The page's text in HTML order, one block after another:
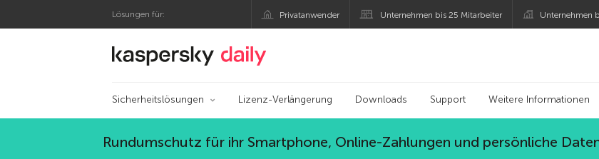
Lösungen für: Privatanwender Unternehmen bis 25 Mitarbeiter Unternehmen
Offizieller Blog von Kaspersky
Sicherheitslösungen Lizenz-Verlängerung Downloads Support Weitere Informationen
Rundumschutz für ihr Smartphone, Online-Zahlungen und persönliche